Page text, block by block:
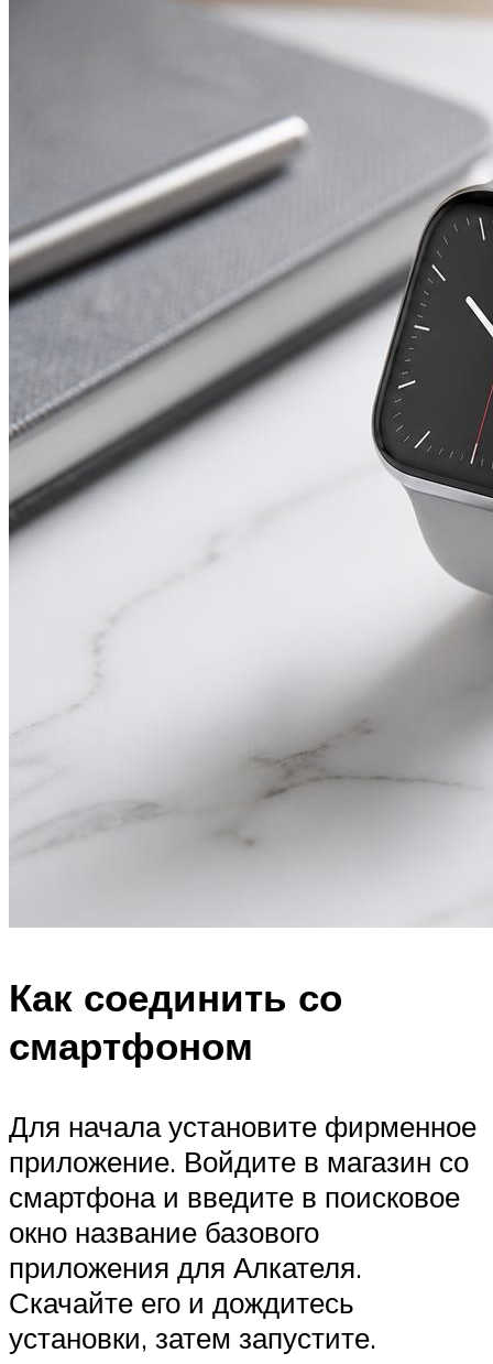
Как соединить со
смартфоном
Для начала установите фирменное
приложение. Войдите в магазин со
смартфона и введите в поисковое
окно название базового
приложения для Алкателя.
Скачайте его и дождитесь
установки, затем запустите.